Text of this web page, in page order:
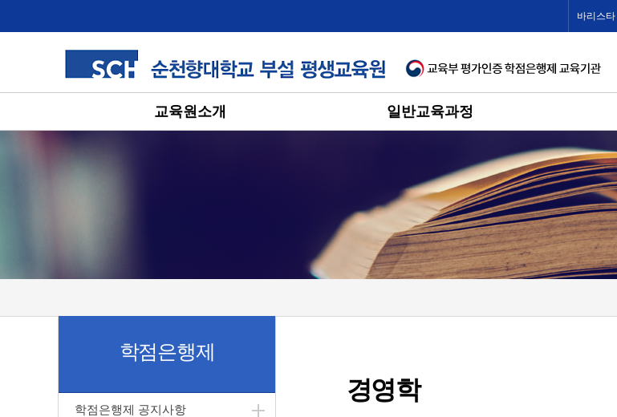
바리스
교육원소개 일반교육과정
학점은행제
학점은행제 공지사항
경영학